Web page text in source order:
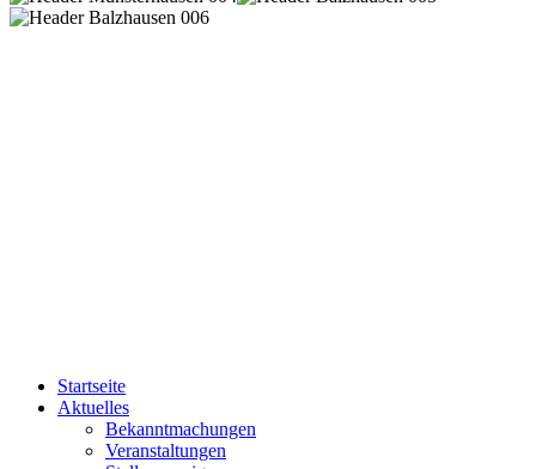
Startseite
Aktuelles
Bekanntmachungen
Veranstaltungen